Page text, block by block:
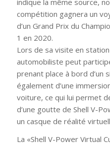
compétition gagnera un
d’un Grand Prix du
1 en 2020.
Lors de sa visite en
automobiliste peut
prenant place à bord d’un
également d’une
voiture, ce qui lui permet
d’une goutte de Shell V-
un casque de réalité
La «Shell V-Power Virtual